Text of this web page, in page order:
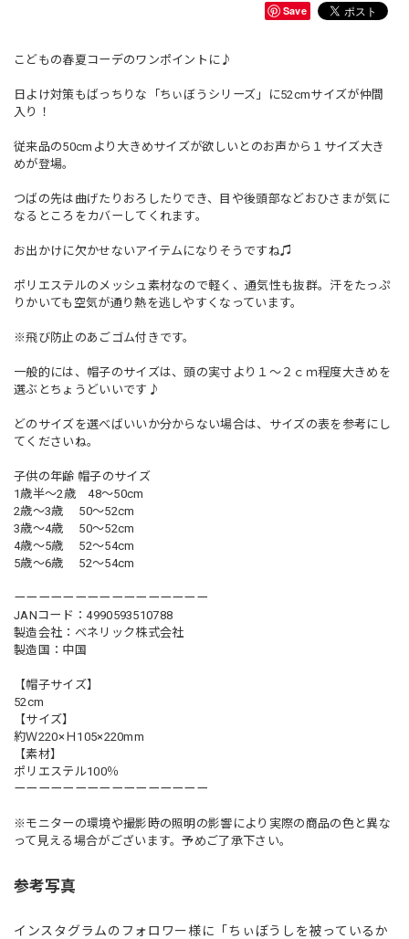
Save
こどもの春夏コーデのワンポイントに♪
日よけ対策もばっちりな「ちぃぼうシリーズ」に52cmサイズが仲間
入り！
従来品の50cmより大きめサイズが欲しいとのお声から１サイズ大き
めが登場。
つばの先は曲げたりおろしたりでき、目や後頭部などおひさまが気に
なるところをカバーしてくれます。
お出かけに欠かせないアイテムになりそうですね♫
ポリエステルのメッシュ素材なので軽く、通気性も抜群。汗をたっぷ
りかいても空気が通り熱を逃しやすくなっています。
※飛び防止のあごゴム付きです。
一般的には、帽子のサイズは、頭の実寸より１～２ｃｍ程度大きめを
選ぶとちょうどいいです♪
どのサイズを選べばいいか分からない場合は、サイズの表を参考にし
てくださいね。
子供の年齢 帽子のサイズ
1歳半～2歳 48～50cm
2歳～3歳 50～52cm
3歳～4歳 50～52cm
4歳～5歳 52～54cm
5歳～6歳 52～54cm
ーーーーーーーーーーーーーーーー
JANコード：4990593510788
製造会社：ベネリック株式会社
製造国：中国
【帽子サイズ】
52cm
【サイズ】
約Ｗ220×Ｈ105×220mm
【素材】
ポリエステル100％
ーーーーーーーーーーーーーーーー
※モニターの環境や撮影時の照明の影響により実際の商品の色と異な
って見える場合がございます。予めご了承下さい。
参考写真
インスタグラムのフォロワー様に「ちぃぼうしを被っているか